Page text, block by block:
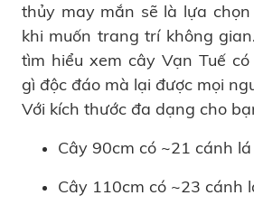
thủy may mắn sẽ là lựa
khi muốn trang trí không
tìm hiểu xem cây Vạn Tuế
gì độc đáo mà lại được mọi
Với kích thước đa dạng cho
Cây 90cm có ~21 cánh lá
Cây 110cm có ~23 cánh